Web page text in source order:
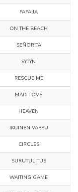
PAPAIJA
ON THE BEACH
SEÑORITA
SYTYN
RESCUE ME
MAD LOVE
HEAVEN
IKUINEN VAPPU
CIRCLES
SURUTULITUS
WAITING GAME